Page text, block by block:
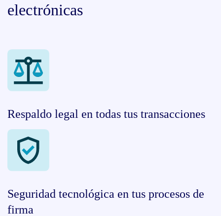
electrónicas
Respaldo legal en todas tus transacciones
Seguridad tecnológica en tus procesos de
firma